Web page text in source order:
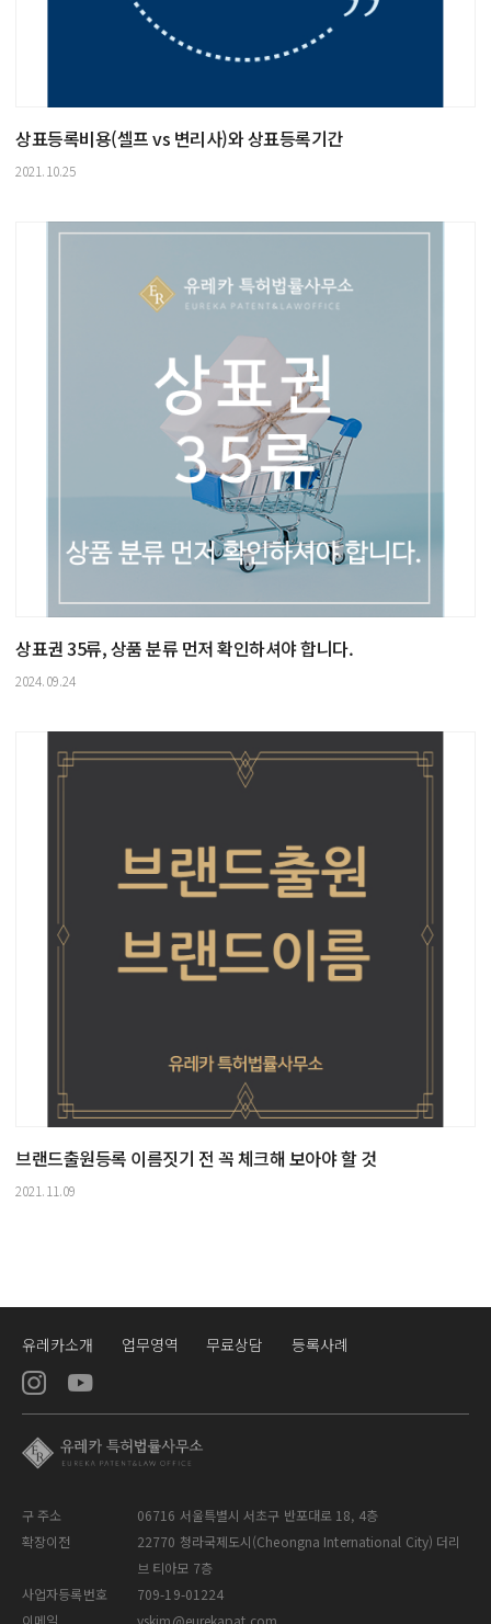
상표등록비용(셀프 vs 변리사)와 상표등록기간
2021.10.25
상표권 35류, 상품 분류 먼저 확인하셔야 합니다.
2024.09.24
브랜드출원등록 이름짓기 전 꼭 체크해 보아야 할 것
2021.11.09
유레카소개 업무영역 무료상담 등록사례
구 주소
06716 서울특별시 서초구 반포대로 18, 4층
확장이전
22770 청라국제도시(Cheongna International City) 더리
브 티아모 7층
사업자등록번호
709-19-01224
이메일
yskim@eurekapat.com